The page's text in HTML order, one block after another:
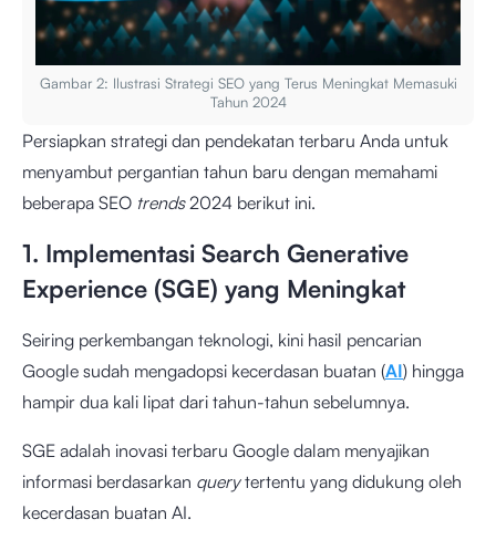
Gambar 2: Ilustrasi Strategi SEO yang Terus Meningkat Memasuki
Tahun 2024
Persiapkan strategi dan pendekatan terbaru Anda untuk
menyambut pergantian tahun baru dengan memahami
beberapa SEO trends2024 berikut ini.
1. Implementasi Search Generative
Experience (SGE) yang Meningkat
Seiring perkembangan teknologi, kini hasil pencarian
Google sudah mengadopsi kecerdasan buatan (AI) hingga
hampir dua kali lipat dari tahun-tahun sebelumnya.
SGE adalah inovasi terbaru Google dalam menyajikan
informasi berdasarkan querytertentu yang didukung oleh
kecerdasan buatan AI.